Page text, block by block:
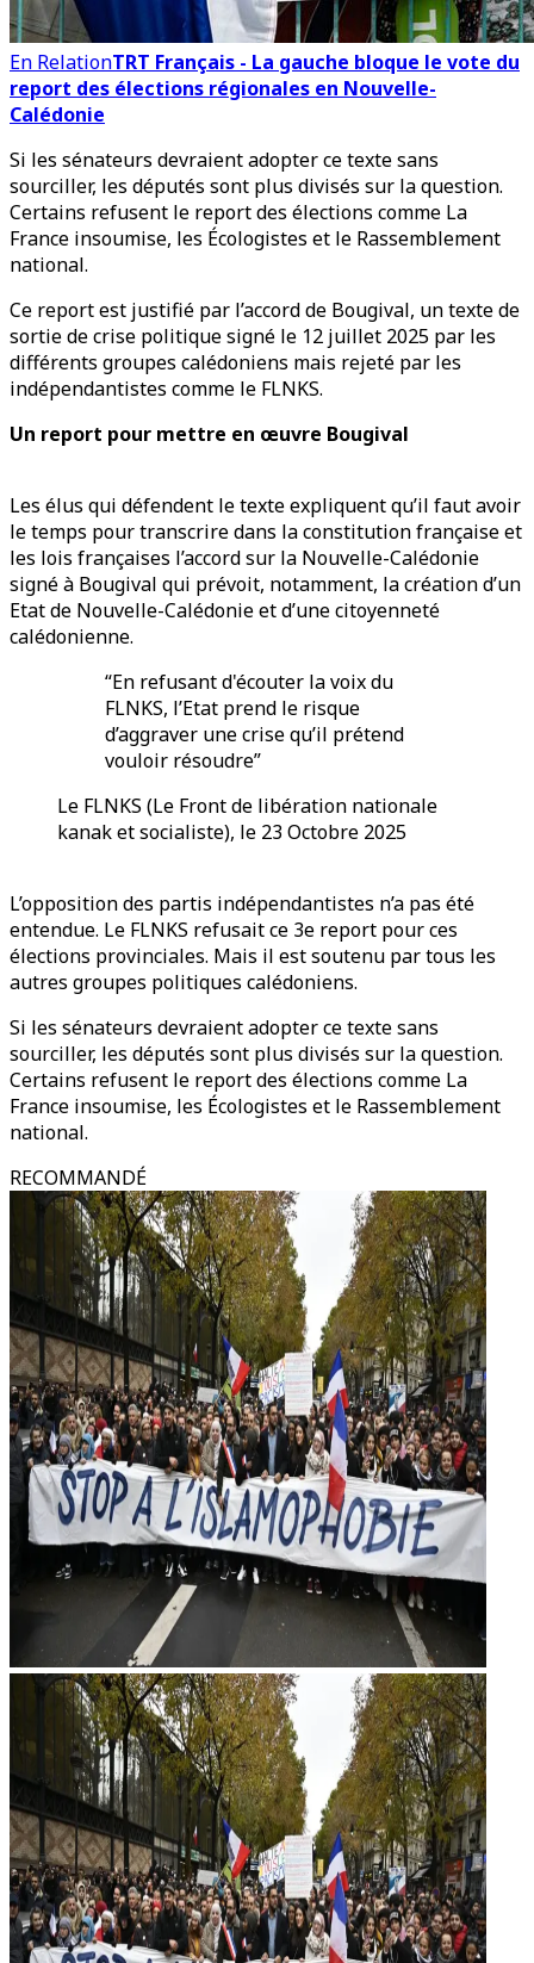
En RelationTRT Français - La gauche bloque le vote du
report des élections régionales en Nouvelle-
Calédonie
Si les sénateurs devraient adopter ce texte sans
sourciller, les députés sont plus divisés sur la question.
Certains refusent le report des élections comme La
France insoumise, les Écologistes et le Rassemblement
national.
Ce report est justifié par l’accord de Bougival, un texte de
sortie de crise politique signé le 12 juillet 2025 par les
différents groupes calédoniens mais rejeté par les
indépendantistes comme le FLNKS.
Un report pour mettre en œuvre Bougival
Les élus qui défendent le texte expliquent qu’il faut avoir
le temps pour transcrire dans la constitution française et
les lois françaises l’accord sur la Nouvelle-Calédonie
signé à Bougival qui prévoit, notamment, la création d’un
Etat de Nouvelle-Calédonie et d’une citoyenneté
calédonienne.
“En refusant d'écouter la voix du
FLNKS, l’Etat prend le risque
d’aggraver une crise qu’il prétend
vouloir résoudre”
Le FLNKS (Le Front de libération nationale
kanak et socialiste), le 23 Octobre 2025
L’opposition des partis indépendantistes n’a pas été
entendue. Le FLNKS refusait ce 3e report pour ces
élections provinciales. Mais il est soutenu par tous les
autres groupes politiques calédoniens.
Si les sénateurs devraient adopter ce texte sans
sourciller, les députés sont plus divisés sur la question.
Certains refusent le report des élections comme La
France insoumise, les Écologistes et le Rassemblement
national.
RECOMMANDÉ